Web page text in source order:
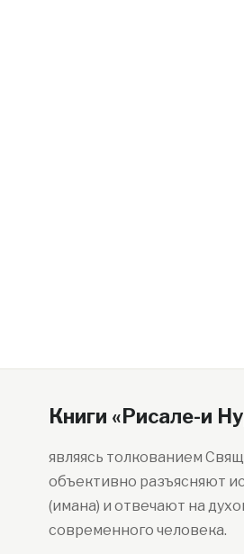
Книги «Рисале-и
являясь толкованием
объективно разъясняют
(имана) и отвечают на
современного человека.